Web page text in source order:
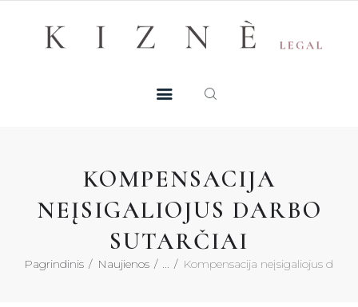
KOMPENSACIJA
NEĮSIGALIOJUS DARBO
SUTARČIAI
Pagrindinis Naujienos Kompensacija neįsigaliojus
MŪSŲ TALENTAI
DUK
KONTAKTAI
Registruotis konsultacijai